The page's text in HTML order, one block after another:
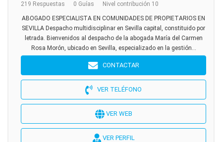
219 Respuestas 0 Guías Nivel contribución 10
ABOGADO ESPECIALISTA EN COMUNIDADES DE PROPIETARIOS EN
SEVILLA Despacho multidisciplinar en Sevilla capital, constituido por
letrada. Bienvenidos al despacho de la abogada María del Carmen
Rosa Morón, ubicado en Sevilla, especializado en la gestión...
CONTACTAR
VER TELÉFONO
VER WEB
VER PERFIL